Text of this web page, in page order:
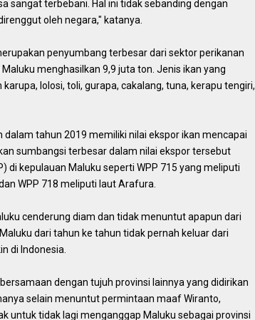
sangat terbebani. Hal ini tidak sebanding dengan
oleh negara," katanya.
penyumbang terbesar dari sektor perikanan
menghasilkan 9,9 juta ton. Jenis ikan yang
lolosi, toli, gurapa, cakalang, tuna, kerapu tengiri,
dalam tahun 2019 memiliki nilai ekspor ikan mencapai
sumbangsi terbesar dalam nilai ekspor tersebut
di kepulauan Maluku seperti WPP 715 yang meliputi
WPP 718 meliputi laut Arafura.
cenderung diam dan tidak menuntut apapun dari
dari tahun ke tahun tidak pernah keluar dari
di Indonesia.
dengan tujuh provinsi lainnya yang didirikan
selain menuntut permintaan maaf Wiranto,
untuk tidak lagi menganggap Maluku sebagai provinsi